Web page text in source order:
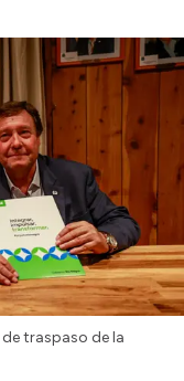
traspaso de la